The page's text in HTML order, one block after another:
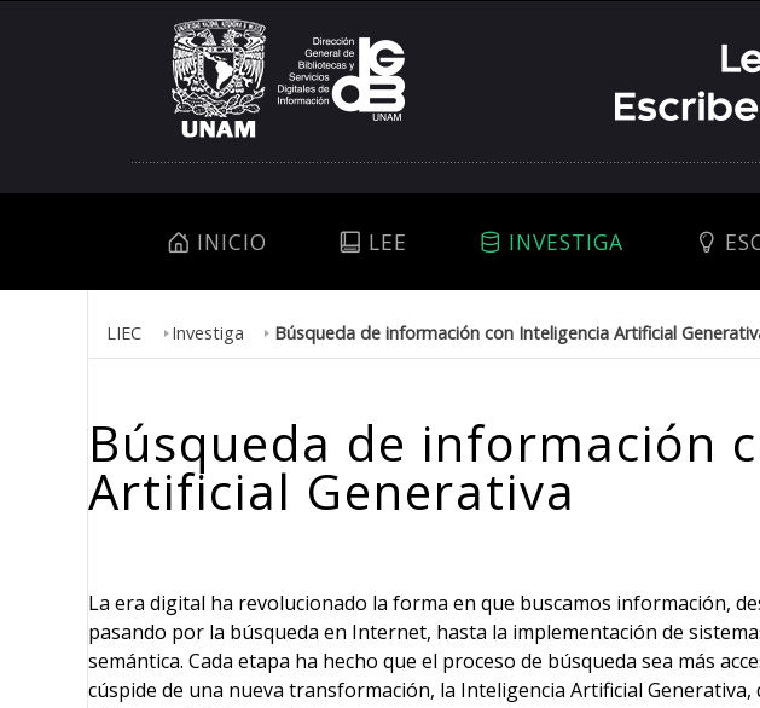
INICIO LEE INVESTIGA
LIEC Investiga Búsqueda de información con Inteligencia Artificial
Búsqueda de información
Artificial Generativa
La era digital ha revolucionado la forma en que buscamos información,
pasando por la búsqueda en Internet, hasta la implementación de
semántica. Cada etapa ha hecho que el proceso de búsqueda sea más
cúspide de una nueva transformación, la Inteligencia Artificial